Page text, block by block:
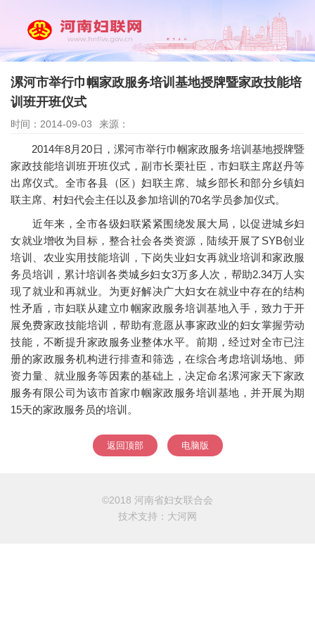
漯河市举行巾帼家政服务培训基地授牌暨家政技能培
训班开班仪式
时间：2014-09-03 来源：
2014年8月20日，漯河市举行巾帼家政服务培训基地授牌暨
家政技能培训班开班仪式，副市长栗社臣，市妇联主席赵丹等
出席仪式。全市各县（区）妇联主席、城乡部长和部分乡镇妇
联主席、村妇代会主任以及参加培训的70名学员参加仪式。
近年来，全市各级妇联紧紧围绕发展大局，以促进城乡妇
女就业增收为目标，整合社会各类资源，陆续开展了SYB创业
培训、农业实用技能培训，下岗失业妇女再就业培训和家政服
务员培训，累计培训各类城乡妇女3万多人次，帮助2.34万人实
现了就业和再就业。为更好解决广大妇女在就业中存在的结构
性矛盾，市妇联从建立巾帼家政服务培训基地入手，致力于开
展免费家政技能培训，帮助有意愿从事家政业的妇女掌握劳动
技能，不断提升家政服务业整体水平。前期，经过对全市已注
册的家政服务机构进行排查和筛选，在综合考虑培训场地、师
资力量、就业服务等因素的基础上，决定命名漯河家天下家政
服务有限公司为该市首家巾帼家政服务培训基地，并开展为期
15天的家政服务员的培训。
返回顶部 电脑版
©2018 河南省妇女联合会
技术支持： 大河网